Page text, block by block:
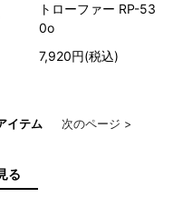
トローファー RP-53
0o
7,920円(税込)
イテム 次のページ >
る